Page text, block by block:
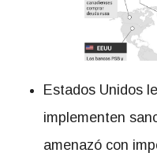
Estados Unidos
implementen
amenazó con